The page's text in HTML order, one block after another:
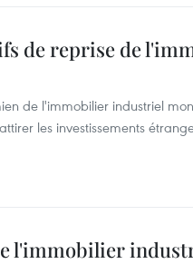
de reprise de
de l'immobilier industriel
les investissements
l'immobilier